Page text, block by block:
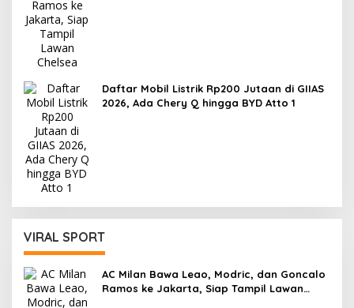
Daftar Mobil Listrik Rp200 Jutaan di GIIAS
2026, Ada Chery Q hingga BYD Atto 1
VIRAL SPORT
AC Milan Bawa Leao, Modric, dan Goncalo
Ramos ke Jakarta, Siap Tampil Lawan